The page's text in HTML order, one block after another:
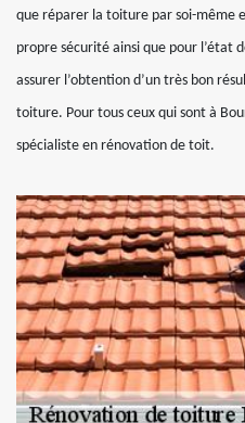
que réparer la toiture par soi-même
propre sécurité ainsi que pour l’état
assurer l’obtention d’un très bon
toiture. Pour tous ceux qui sont à
spécialiste en rénovation de toit.